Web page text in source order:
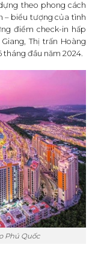
theo phong cách
– biểu tượng của tình
điểm check-in hấp
Thị trấn Hoàng
đầu năm 2024.
Phú Quốc